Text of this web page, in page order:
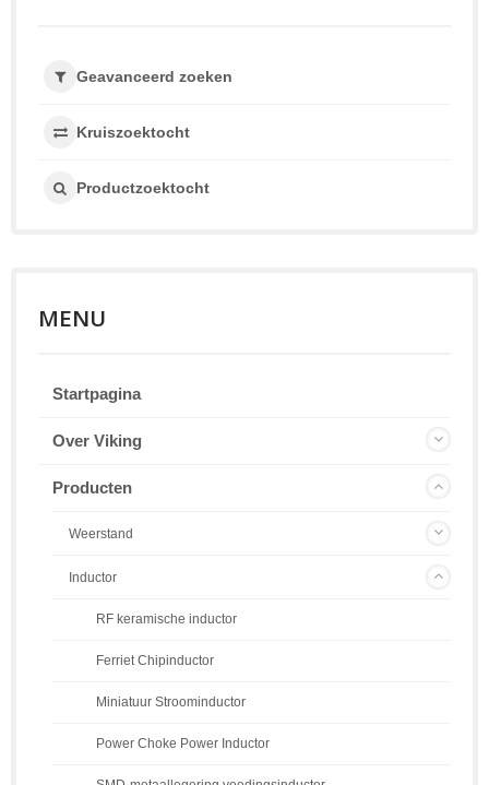
Geavanceerd zoeken
Kruiszoektocht
Productzoektocht
MENU
Startpagina
Over Viking
Producten
Weerstand
Inductor
RF keramische inductor
Ferriet Chipinductor
Miniatuur Stroominductor
Power Choke Power Inductor